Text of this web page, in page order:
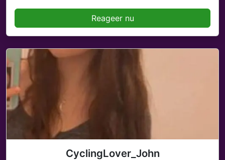
Reageer nu
CyclingLover_John